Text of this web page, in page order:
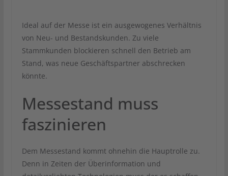
Ideal auf der Messe ist ein ausgewogenes Verhältnis
von Neu- und Bestandskunden. Zu viele
Stammkunden blockieren schnell den Betrieb am
Stand, was neue Geschäftspartner abschrecken
könnte.
Messestand muss
faszinieren
Dem Messestand kommt ohnehin die Hauptrolle zu.
Denn in Zeiten der Überinformation und